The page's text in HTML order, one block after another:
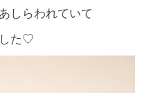
しらわれていて
た♡